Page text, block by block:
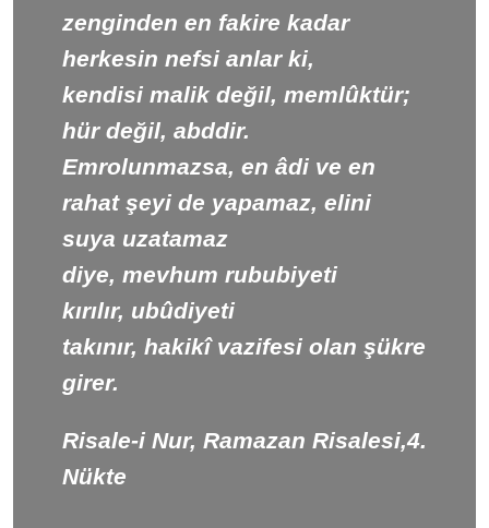
zenginden en fakire kadar
herkesin nefsi anlar ki,
kendisi malik değil, memlûktür;
hür değil, abddir.
Emrolunmazsa, en âdi ve en
rahat şeyi de yapamaz, elini
suya uzatamaz
diye, mevhum rububiyeti
kırılır, ubûdiyeti
takınır, hakikî vazifesi olan şükre
girer.
Risale-i Nur, Ramazan Risalesi,4.
Nükte